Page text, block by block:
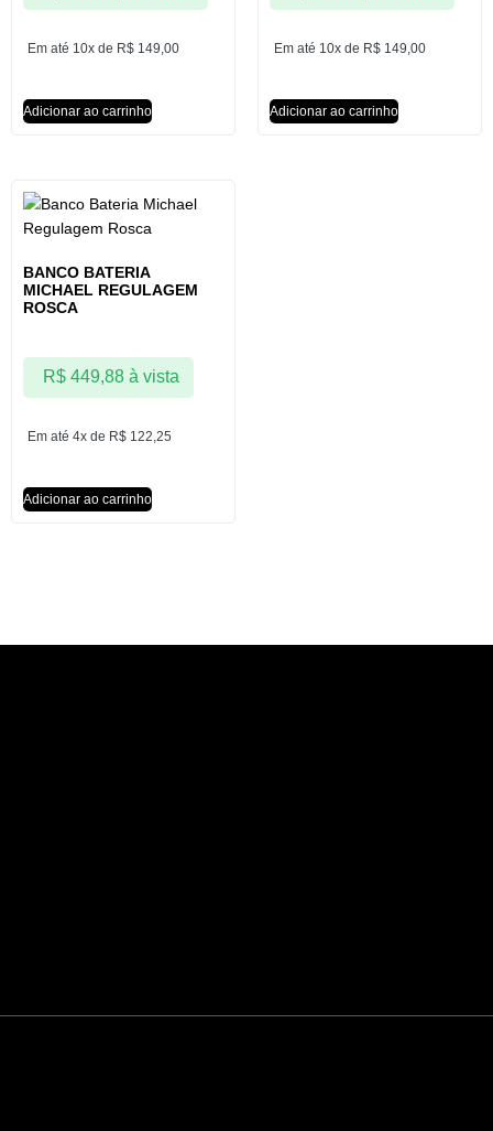
Em até 10x de R$ 149,00
Adicionar ao carrinho
Em até 10x de R$ 149,00
Adicionar ao carrinho
BANCO BATERIA
MICHAEL REGULAGEM
ROSCA
Em até 4x de R$ 122,25
R$449,88 à vista
Adicionar ao carrinho